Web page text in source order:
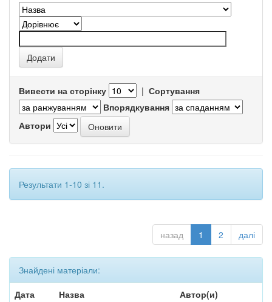
Вивести на сторінку | Сортування
Впорядкування
Автори
Результати 1-10 зі 11.
назад 1 2 далі
Знайдені матеріали:
Дата
Назва Автор(и)